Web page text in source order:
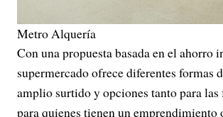
Metro Alquería
Con una propuesta basada en el ahorro
supermercado ofrece diferentes formas
amplio surtido y opciones tanto para
para quienes tienen un emprendimiento